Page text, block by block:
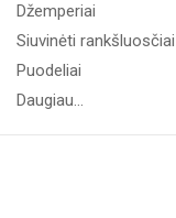
Džemperiai
Siuvinėti rankšluosčiai
Puodeliai
Daugiau...